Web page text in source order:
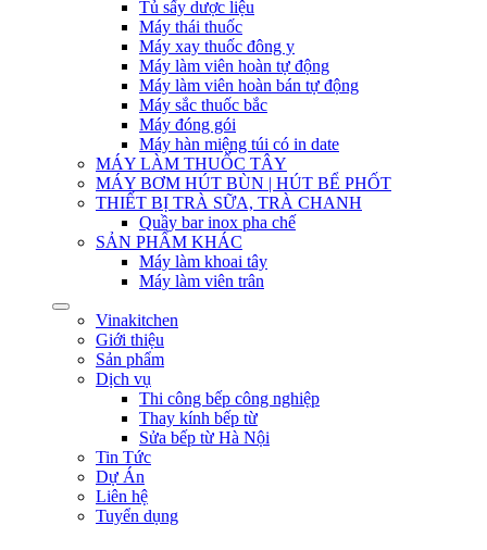
Tủ sấy dược liệu
Máy thái thuốc
Máy xay thuốc đông y
Máy làm viên hoàn tự động
Máy làm viên hoàn bán tự động
Máy sắc thuốc bắc
Máy đóng gói
Máy hàn miệng túi có in date
MÁY LÀM THUỐC TÂY
MÁY BƠM HÚT BÙN | HÚT BỂ PHỐT
THIẾT BỊ TRÀ SỮA, TRÀ CHANH
Quầy bar inox pha chế
SẢN PHẨM KHÁC
Máy làm khoai tây
Máy làm viên trân
Vinakitchen
Giới thiệu
Sản phẩm
Dịch vụ
Thi công bếp công nghiệp
Thay kính bếp từ
Sửa bếp từ Hà Nội
Tin Tức
Dự Án
Liên hệ
Tuyển dụng